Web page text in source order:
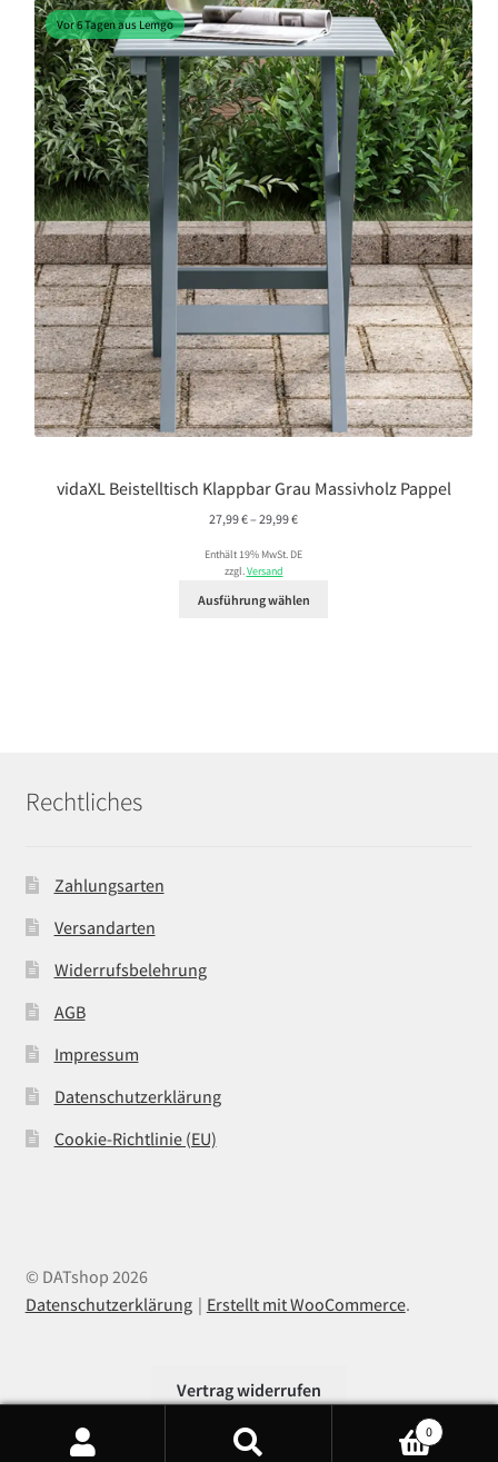
Vor 6 Tagen aus Lemgo
vidaXL Beistelltisch Klappbar Grau Massivholz Pappel
27,99€– 29,99€Preisspanne:
bis
Enthält 19% MwSt. DE
zzgl.Versand
Ausführung wählen
Rechtliches
Zahlungsarten
Versandarten
Widerrufsbelehrung
AGB
Impressum
Datenschutzerklärung
Cookie-Richtlinie (EU)
© DATshop 2026
Datenschutzerklärung
Erstellt mit WooCommerce.
Vertrag widerrufen
0